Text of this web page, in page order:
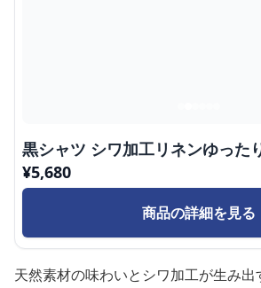
黒シャツ シワ加工リネンゆった
¥5,680
商品の詳細を見る
天然素材の味わいとシワ加工が生み